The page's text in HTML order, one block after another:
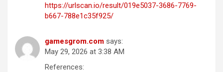
https://urlscan.io/result/019e5037-3686-7769-
b667-788e1c35f925/
gamesgrom.com says:
May 29, 2026 at 3:38 AM
References: